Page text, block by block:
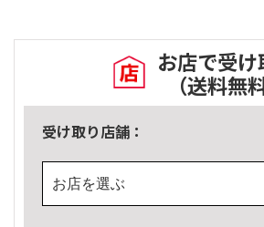
お店で受け
（送料無
受け取り店舗：
お店を選ぶ